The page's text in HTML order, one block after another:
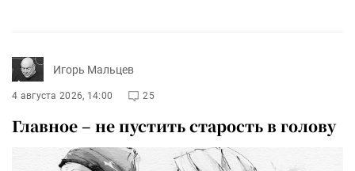
Игорь Мальцев
4 августа 2026, 14:00 25
Главное – не пустить старость в голову